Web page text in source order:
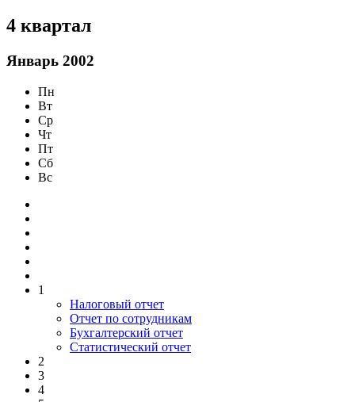
4 квартал
Январь 2002
Пн
Вт
Ср
Чт
Пт
Сб
Вс
1
Налоговый отчет
Отчет по сотрудникам
Бухгалтерский отчет
Статистический отчет
2
3
4